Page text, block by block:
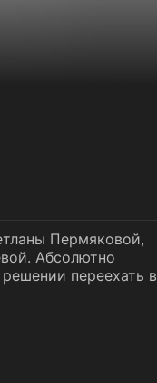
Пермяковой,
Абсолютно
переехать в